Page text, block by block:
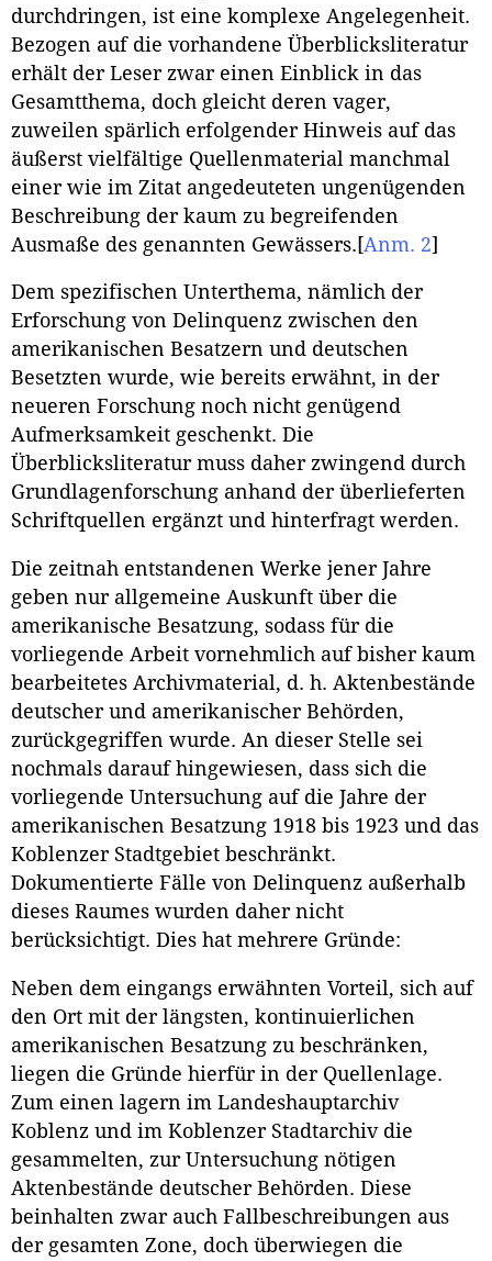
durchdringen, ist eine komplexe Angelegenheit.
Bezogen auf die vorhandene Überblicksliteratur
erhält der Leser zwar einen Einblick in das
Gesamtthema, doch gleicht deren vager,
zuweilen spärlich erfolgender Hinweis auf das
äußerst vielfältige Quellenmaterial manchmal
einer wie im Zitat angedeuteten ungenügenden
Beschreibung der kaum zu begreifenden
Ausmaße des genannten Gewässers. [Anm. 2]
Dem spezifischen Unterthema, nämlich der
Erforschung von Delinquenz zwischen den
amerikanischen Besatzern und deutschen
Besetzten wurde, wie bereits erwähnt, in der
neueren Forschung noch nicht genügend
Aufmerksamkeit geschenkt. Die
Überblicksliteratur muss daher zwingend durch
Grundlagenforschung anhand der überlieferten
Schriftquellen ergänzt und hinterfragt werden.
Die zeitnah entstandenen Werke jener Jahre
geben nur allgemeine Auskunft über die
amerikanische Besatzung, sodass für die
vorliegende Arbeit vornehmlich auf bisher kaum
bearbeitetes Archivmaterial, d. h. Aktenbestände
deutscher und amerikanischer Behörden,
zurückgegriffen wurde. An dieser Stelle sei
nochmals darauf hingewiesen, dass sich die
vorliegende Untersuchung auf die Jahre der
amerikanischen Besatzung 1918 bis 1923 und das
Koblenzer Stadtgebiet beschränkt.
Dokumentierte Fälle von Delinquenz außerhalb
dieses Raumes wurden daher nicht
berücksichtigt. Dies hat mehrere Gründe:
Neben dem eingangs erwähnten Vorteil, sich auf
den Ort mit der längsten, kontinuierlichen
amerikanischen Besatzung zu beschränken,
liegen die Gründe hierfür in der Quellenlage.
Zum einen lagern im Landeshauptarchiv
Koblenz und im Koblenzer Stadtarchiv die
gesammelten, zur Untersuchung nötigen
Aktenbestände deutscher Behörden. Diese
beinhalten zwar auch Fallbeschreibungen aus
der gesamten Zone, doch überwiegen die